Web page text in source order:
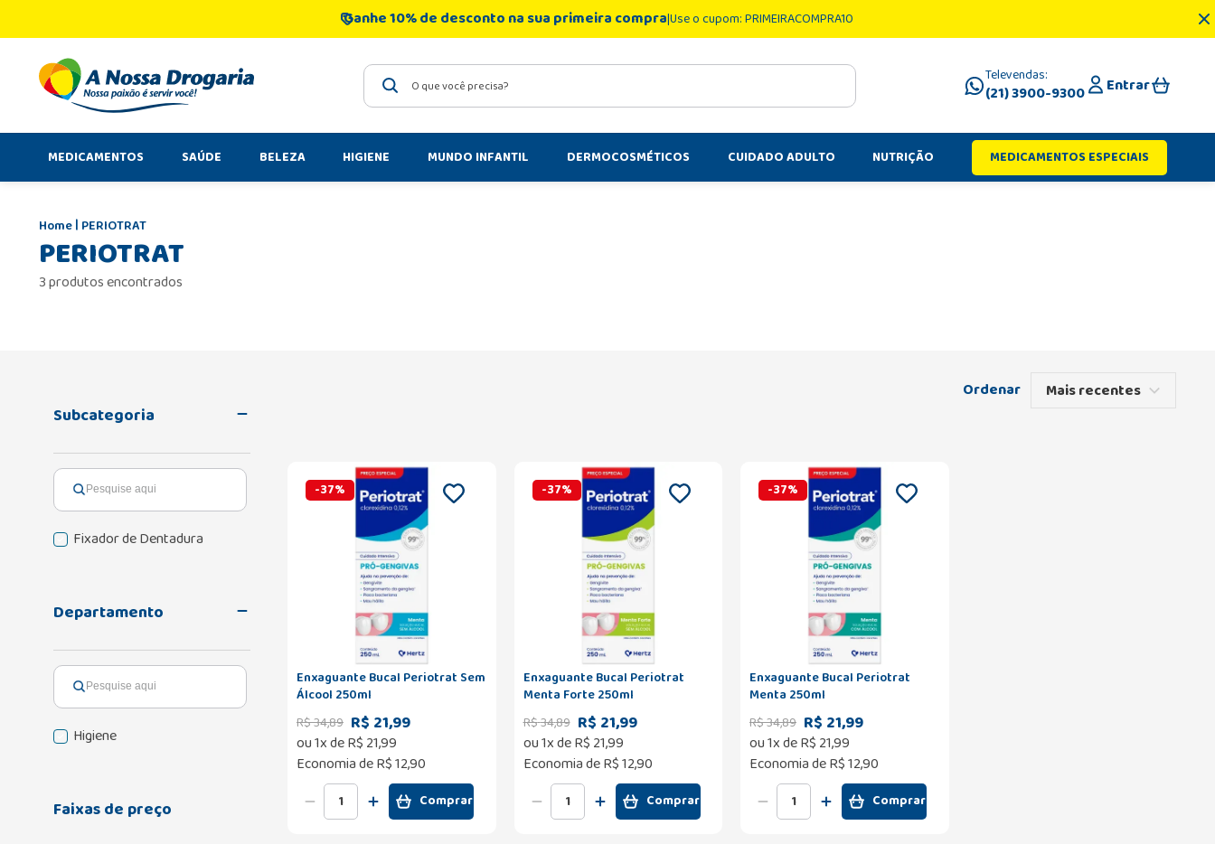
Ganhe 10% de desconto na sua primeira compraUse o cupom: PRIMEIRACOMPRA10
O que você precisa? Televendas:
(21) 3900-9300 Entrar
MEDICAMENTOS SAÚDE BELEZA HIGIENE MUNDO INFANTIL DERMOCOSMÉTICOS CUIDADO ADULTO NUTRIÇÃO MEDICAMENTOS ESPECIAIS
PERIOTRAT
PERIOTRAT
3 produtos encontrados
Subcategoria
Fixador de Dentadura
Departamento
Higiene
Faixas de preço
Mais recentes
-37%
Enxaguante Bucal Periotrat Sem
Álcool 250ml
R$34,89 R$ 21,99
ou1x deR$ 21,99
Economia deR$ 12,90
Comprar
-37%
Enxaguante Bucal Periotrat
Menta Forte 250ml
R$34,89 R$ 21,99
ou1x deR$ 21,99
Economia deR$ 12,90
Comprar
-37%
Enxaguante Bucal Periotrat
Menta 250ml
R$34,89 R$ 21,99
ou1x deR$ 21,99
Economia deR$ 12,90
Comprar